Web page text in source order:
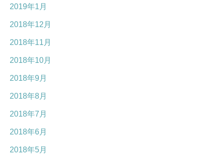
2019年1月
2018年12月
2018年11月
2018年10月
2018年9月
2018年8月
2018年7月
2018年6月
2018年5月